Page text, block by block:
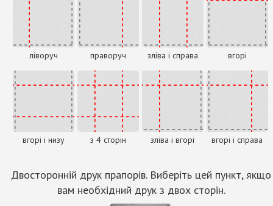
ліворуч праворуч зліва і справа вгорі
вгорі і низу з 4 сторін зліва і вгорі вгорі і справа
Двосторонній друк прапорів. Виберіть цей пункт, якщо
вам необхідний друк з двох сторін.